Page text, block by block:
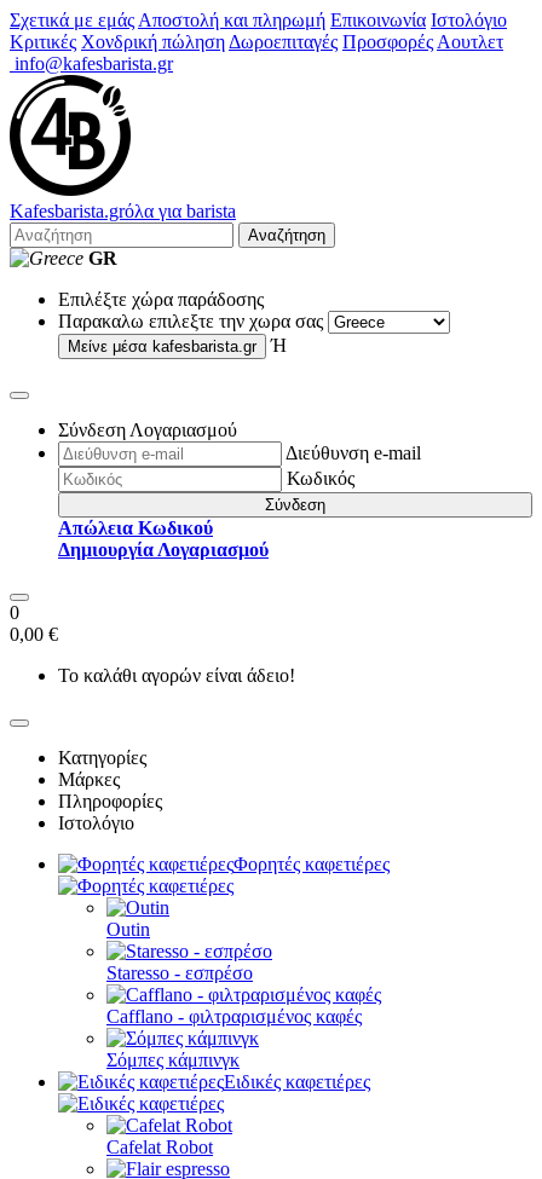
Σχετικά με εμάς Αποστολή και πληρωμή Επικοινωνία Ιστολόγιο
Κριτικές Χονδρική πώληση Δωροεπιταγές Προσφορές Αουτλετ
info@kafesbarista.gr
Kafesbarista.grόλα για barista
Αναζήτηση
GR
Επιλέξτε χώρα παράδοσης
Παρακαλω επιλεξτε την χωρα σας
Μείνε μέσα kafesbarista.gr Ή
Σύνδεση Λογαριασμού
Διεύθυνση e-mail
Κωδικός
Σύνδεση
Απώλεια Κωδικού
Δημιουργία Λογαριασμού
0
0,00 €
Το καλάθι αγορών είναι άδειο!
Κατηγορίες
Μάρκες
Πληροφορίες
Ιστολόγιο
Φορητές καφετιέρες
Outin
Staresso - εσπρέσο
Cafflano - φιλτραρισμένος καφές
Σόμπες κάμπινγκ
Ειδικές καφετιέρες
Cafelat Robot